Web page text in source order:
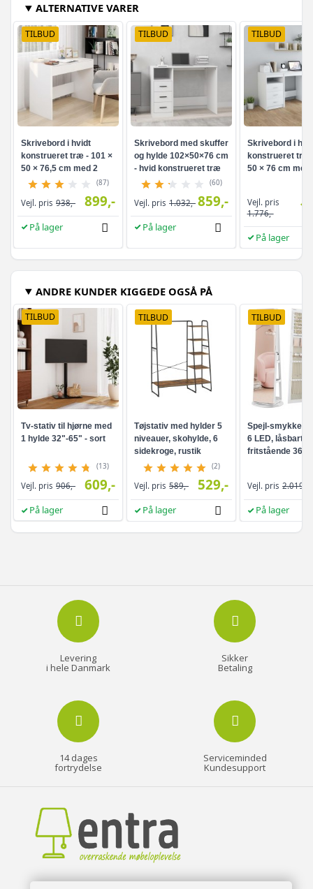
ALTERNATIVE VARER
TILBUD
Skrivebord i hvidt
konstrueret træ - 101 ×
50 × 76,5 cm med 2
skuffer
(87)
Vejl. pris 938,- 899,-
På lager
TILBUD
Skrivebord med skuffer
og hylde 102×50×76 cm
- hvid konstrueret træ
(60)
Vejl. pris 1.032,- 859,-
På lager
TILBUD
Skrivebord i
konstrueret træ
50 × 76 cm med
Vejl. pris
1.776,-
På lager
ANDRE KUNDER KIGGEDE OGSÅ PÅ
TILBUD
Tv-stativ til hjørne med
1 hylde 32"-65" - sort
(13)
Vejl. pris 906,- 609,-
På lager
TILBUD
Tøjstativ med hylder 5
niveauer, skohylde, 6
sidekroge, rustik
brun/sort
(2)
Vejl. pris 589,- 529,-
På lager
TILBUD
Spejl-
6 LED, låsbart -
fritstående 360°
helkropsspejl, 3
hvid/greige
Vejl. pris 2.019,-
På lager
Levering
i hele Danmark
Sikker
Betaling
14 dages
fortrydelse
Serviceminded
Kundesupport